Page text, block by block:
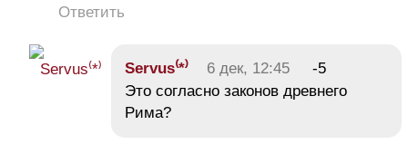
Ответить
Servus⁽*⁾ 6 дек, 12:45
-5
Это согласно законов древнего
Рима?